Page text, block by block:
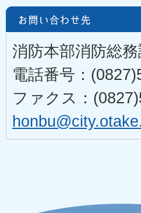
消防本部消防総
電話番号：
ファクス：